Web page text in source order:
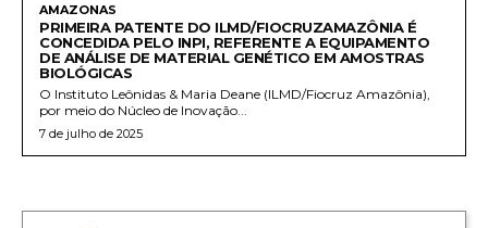
AMAZONAS
PRIMEIRA PATENTE DO ILMD/FIOCRUZAMAZÔNIA É
CONCEDIDA PELO INPI, REFERENTE A EQUIPAMENTO
DE ANÁLISE DE MATERIAL GENÉTICO EM AMOSTRAS
BIOLÓGICAS
O Instituto Leônidas & Maria Deane (ILMD/Fiocruz Amazônia),
por meio do Núcleo de Inovação...
7 de julho de 2025